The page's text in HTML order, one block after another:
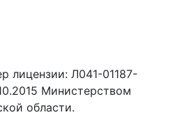
лицензии: Л041-01187-
Министерством
области.